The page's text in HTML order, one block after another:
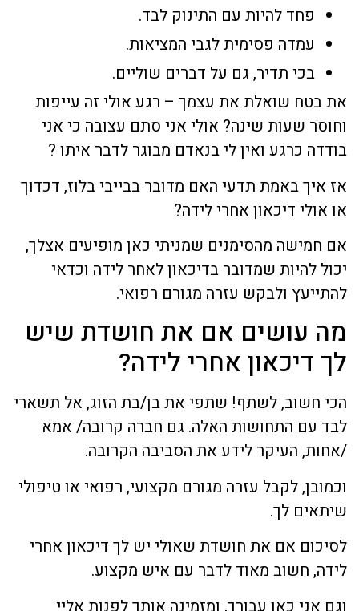
פחד להיות עם התינוק לבד.
עמדה פסימית לגבי המציאות.
בכי תדיר, גם על דברים שוליים.
את בטח שואלת את עצמך – רגע אולי זה עייפות
וחוסר שעות שינה? אולי אני סתם עצובה כי אני
בודדה כרגע ואין לי בנאדם מבוגר לדבר איתו ?
אז איך באמת תדעי האם מדובר בבייבי בלוז, דכדוך
או אולי דיכאון אחרי לידה?
אם חמישה מהסימנים שמניתי כאן מופיעים אצלך,
יכול להיות שמדובר בדיכאון לאחר לידה וכדאי
להתייעץ ולבקש עזרה מגורם רפואי.
מה עושים אם את חושדת שיש
לך דיכאון אחרי לידה?
הכי חשוב, לשתף! שתפי את בן/בת הזוג, אל תשארי
לבד עם התחושות האלה. גם חברה קרובה/ אמא
/אחות, העיקר לידע את הסביבה הקרובה.
וכמובן, לקבל עזרה מגורם מקצועי, רפואי או טיפולי
שיתאים לך.
לסיכום אם את חושדת שאולי יש לך דיכאון אחרי
לידה, חשוב מאוד לדבר עם איש מקצוע.
וגם אני כאן עבורך, ומזמינה אותך לפנות אליי